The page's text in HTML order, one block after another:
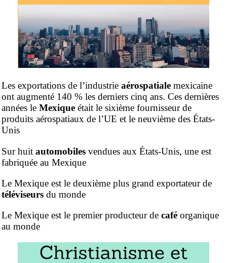
Les exportations de l’industrie aérospatiale mexicaine
ont augmenté 140 % les derniers cinq ans. Ces dernières
années le Mexique était le sixième fournisseur de
produits aérospatiaux de l’UE et le neuvième des États-
Unis
Sur huit automobiles vendues aux États-Unis, une est
fabriquée au Mexique
Le Mexique est le deuxième plus grand exportateur de
téléviseurs du monde
Le Mexique est le premier producteur de café organique
au monde